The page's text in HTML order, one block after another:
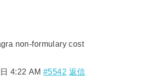
non-formulary cost
4:22 AM #5542 返信